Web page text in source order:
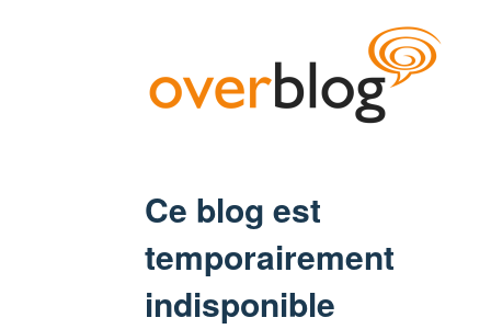
Ce blog est
temporairement
indisponible